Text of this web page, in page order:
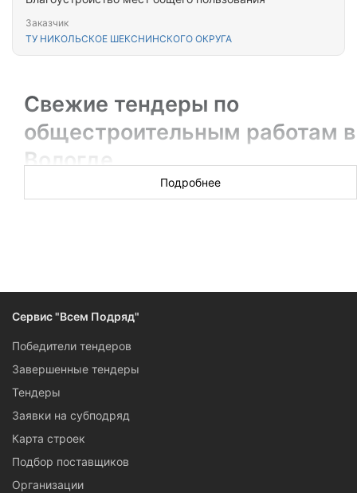
Заказчик
ТУ НИКОЛЬСКОЕ ШЕКСНИНСКОГО ОКРУГА
Свежие тендеры по
общестроительным работам в
Вологде
Новых торгов за сегодня: ░░░░░░
Подробнее
Сервис "Всем Подряд"
Победители тендеров
Завершенные тендеры
Тендеры
Заявки на субподряд
Карта строек
Подбор поставщиков
Организации